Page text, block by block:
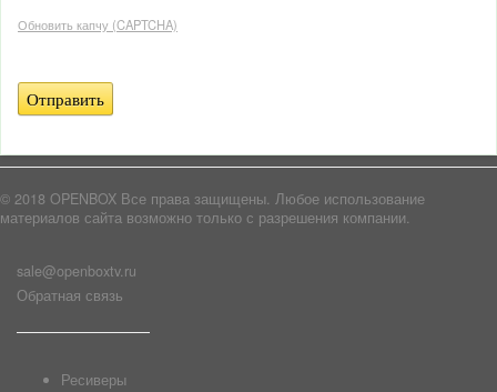
Обновить капчу (CAPTCHA)
© 2018 OPENBOX Все права защищены. Любое использование
материалов сайта возможно только с разрешения компании.
sale@openboxtv.ru
Обратная связь
Ресиверы